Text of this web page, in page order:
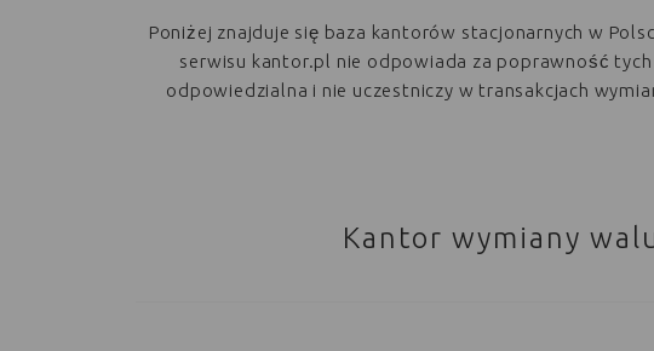
Poniżej znajduje się baza kantorów stacjonarnych w
serwisu kantor.pl nie odpowiada za poprawność
odpowiedzialna i nie uczestniczy w transakcjach
Kantor wymiany